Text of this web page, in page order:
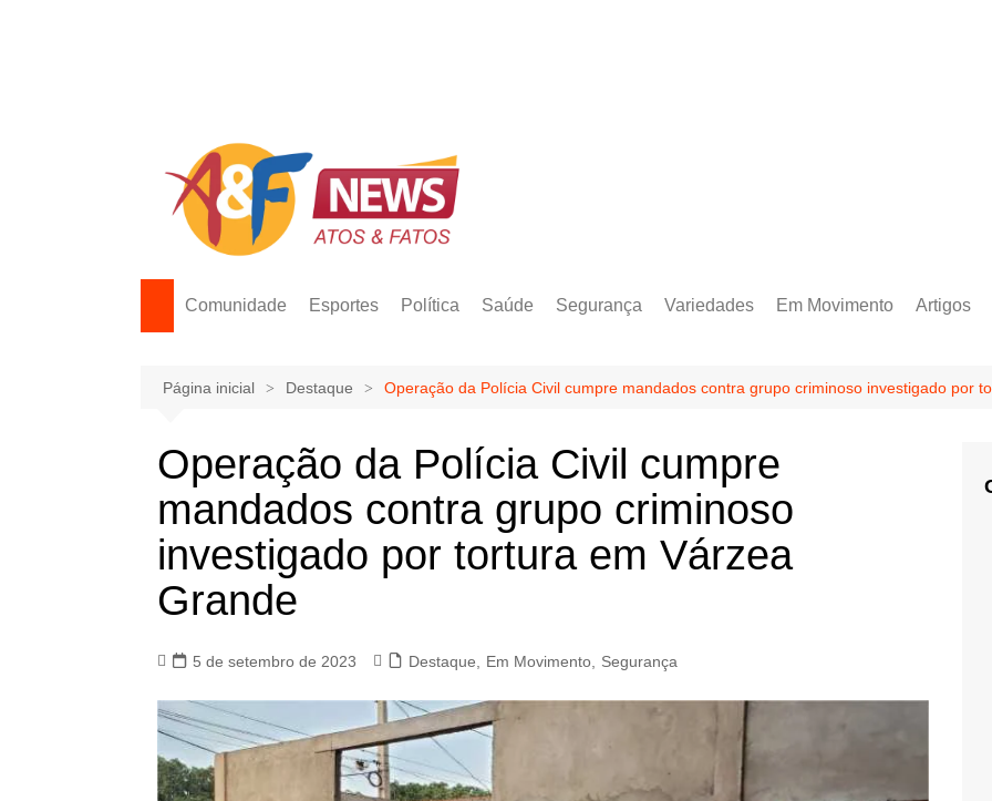
Comunidade Esportes Política Saúde Segurança Variedades Em Movimento Artigos
Página inicial Destaque Operação da Polícia Civil cumpre mandados contra grupo criminoso investigado por
Operação da Polícia Civil cumpre
mandados contra grupo criminoso
investigado por tortura em Várzea
Grande
5 de setembro de 2023 Destaque Em Movimento Segurança